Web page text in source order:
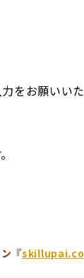
をお願いいた
『skillupai.co